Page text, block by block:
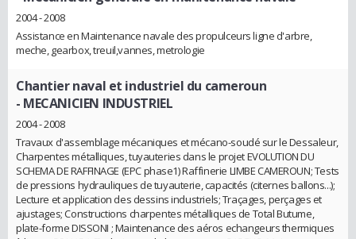
2004 - 2008
Assistance en Maintenance navale des propulceurs ligne d'arbre,
meche, gearbox, treuil,vannes, metrologie
Chantier naval et industriel du cameroun
- MECANICIEN INDUSTRIEL
2004 - 2008
Travaux d'assemblage mécaniques et mécano-soudé sur le Dessaleur,
Charpentes métalliques, tuyauteries dans le projet EVOLUTION DU
SCHEMA DE RAFFINAGE (EPC phase1) Raffinerie LIMBE CAMEROUN; Tests
de pressions hydrauliques de tuyauterie, capacités (citernes ballons...);
Lecture et application des dessins industriels; Traçages, perçages et
ajustages; Constructions charpentes métalliques de Total Butume,
plate-forme DISSONI ; Maintenance des aéros echangeurs thermiques